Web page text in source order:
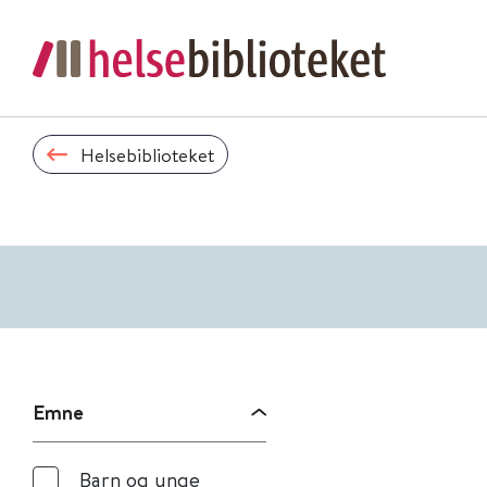
Helsebiblioteket
Emne
Barn og unge